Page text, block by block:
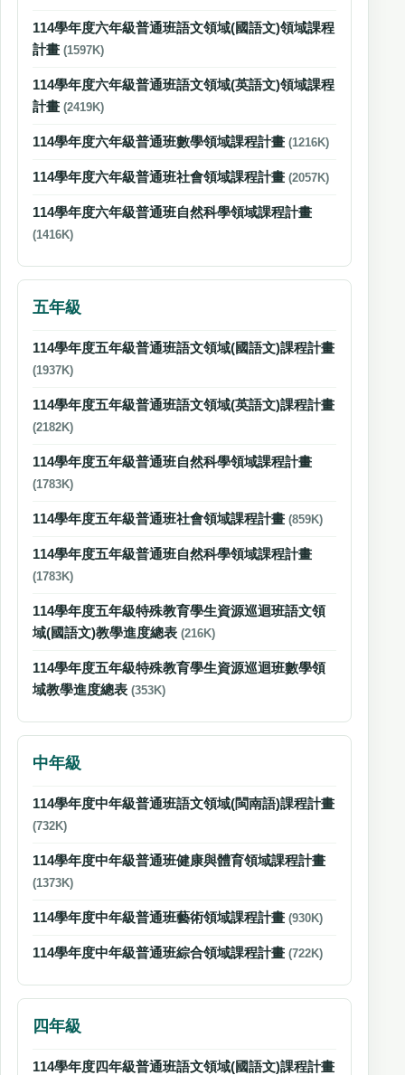
114學年度六年級普通班語文領域(國語文)領域課程
計畫 (1597K)
114學年度六年級普通班語文領域(英語文)領域課程
計畫 (2419K)
114學年度六年級普通班數學領域課程計畫 (1216K)
114學年度六年級普通班社會領域課程計畫 (2057K)
114學年度六年級普通班自然科學領域課程計畫
(1416K)
五年級
114學年度五年級普通班語文領域(國語文)課程計畫
(1937K)
114學年度五年級普通班語文領域(英語文)課程計畫
(2182K)
114學年度五年級普通班自然科學領域課程計畫
(1783K)
114學年度五年級普通班社會領域課程計畫 (859K)
114學年度五年級普通班自然科學領域課程計畫
(1783K)
114學年度五年級特殊教育學生資源巡迴班語文領
域(國語文)教學進度總表 (216K)
114學年度五年級特殊教育學生資源巡迴班數學領
域教學進度總表 (353K)
中年級
114學年度中年級普通班語文領域(閩南語)課程計畫
(732K)
114學年度中年級普通班健康與體育領域課程計畫
(1373K)
114學年度中年級普通班藝術領域課程計畫 (930K)
114學年度中年級普通班綜合領域課程計畫 (722K)
四年級
114學年度四年級普通班語文領域(國語文)課程計畫